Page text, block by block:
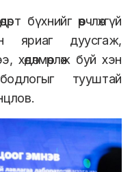
бүхнийг өөрчлөхгүй
яриаг дуусгаж,
буй хэн
тууштай